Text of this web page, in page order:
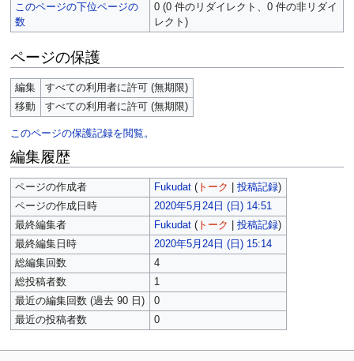
このページの下位ページの
数
0 (0 件のリダイレクト、0 件の非リダイ
レクト)
ページの保護
編集
すべての利用者に許可 (無期限)
移動
すべての利用者に許可 (無期限)
このページの保護記録を閲覧。
編集履歴
ページの作成者 Fukudat (トーク 投稿記録)
ページの作成日時
2020年5月24日 (日) 14:51
最終編集者
Fukudat (トーク 投稿記録)
最終編集日時
2020年5月24日 (日) 15:14
総編集回数
4
総投稿者数
1
最近の編集回数 (過去 90 日)
0
最近の投稿者数
0